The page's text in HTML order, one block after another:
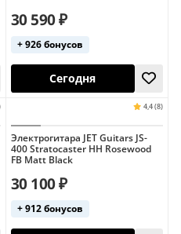
Сегодня
30 590 ₽
+ 926 бонусов
Электрогитара JET Guitars JS-
400 Stratocaster HH Rosewood
FB Matt Black
30 100 ₽
+ 912 бонусов